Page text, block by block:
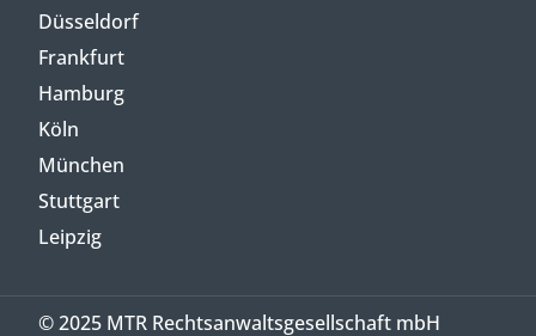
Düsseldorf
Frankfurt
Hamburg
Köln
München
Stuttgart
Leipzig
© 2025 MTR Rechtsanwaltsgesellschaft mbH